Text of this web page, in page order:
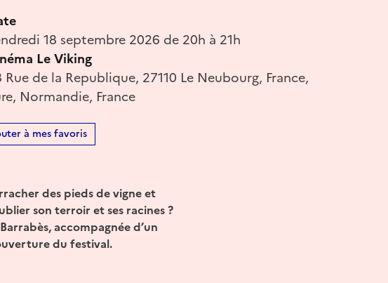
18 septembre 2026 de 20h à 21h
Le Viking
Rue de la Republique, 27110 Le Neubourg, France,
Normandie, France
à mes favoris
des pieds de vigne et
son terroir et ses racines ?
accompagnée d’un
du festival.